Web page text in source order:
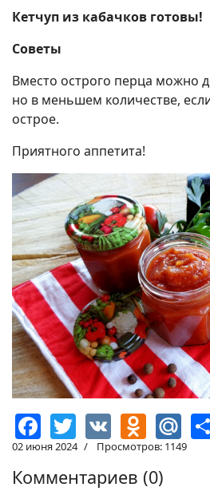
Кетчуп из кабачков готовы!
Советы
Вместо острого перца можно
но в меньшем количестве,
острое.
Приятного аппетита!
Facebook
Twitter
VK
02 июня 2024 Просмотров: 1149
Комментариев (0)